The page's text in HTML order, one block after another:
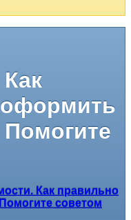
Как правильно
советом